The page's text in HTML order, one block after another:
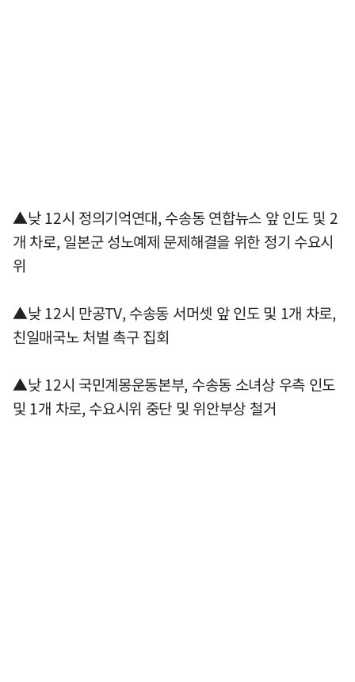
▲낮 12시 정의기억연대, 수송동 연합뉴스 앞 인도 및 2
개 차로, 일본군 성노예제 문제해결을 위한 정기 수요시
위
▲낮 12시 만공TV, 수송동 서머셋 앞 인도 및 1개 차로,
친일매국노 처벌 촉구 집회
▲낮 12시 국민계몽운동본부, 수송동 소녀상 우측 인도
및 1개 차로, 수요시위 중단 및 위안부상 철거